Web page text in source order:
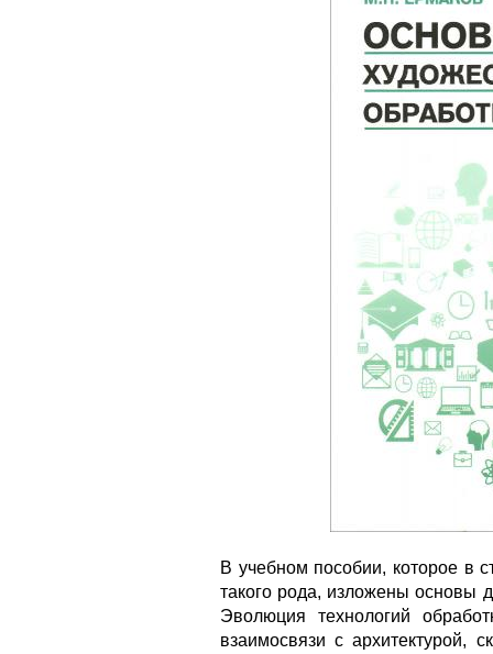
В учебном пособии, которое в
такого рода, изложены основы
Эволюция технологий
взаимосвязи с архитектурой,